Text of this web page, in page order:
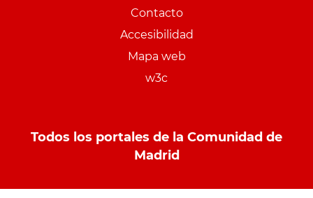
Contacto
Accesibilidad
Mapa web
w3c
Todos los portales de la Comunidad de
Madrid